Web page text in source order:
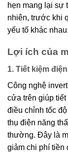
hẹn mang lại sự
nhiên, trước khi
yếu tố khác nhau.
Lợi ích của
1. Tiết kiệm
Công nghệ
cửa trên giúp
điều chỉnh tốc
thụ điện năng
thường. Đây là
giảm chi phí tiền